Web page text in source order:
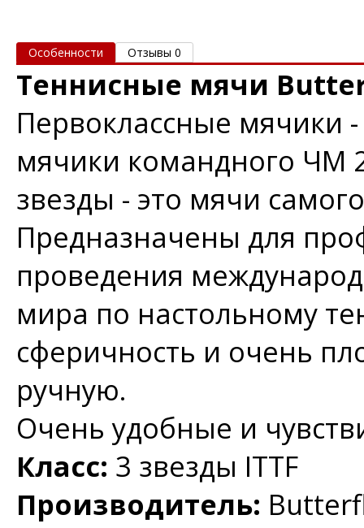
Особенности Отзывы 0
Теннисные мячи
Первоклассные мячики
мячики командного ЧМ
звезды - это мячи
Предназначены для
проведения
мира по настольному
сферичность и очень
ручную.
Очень удобные и
Класс: 3 звезды ITTF
Производитель: